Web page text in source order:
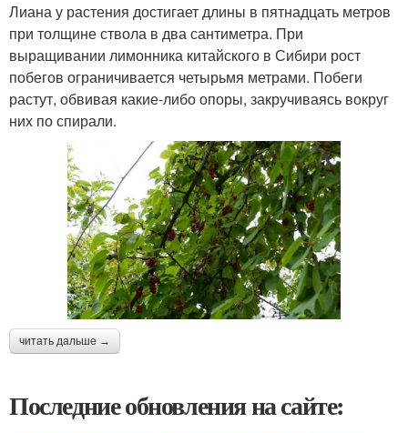
Лиана у растения достигает длины в пятнадцать метров
при толщине ствола в два сантиметра. При
выращивании лимонника китайского в Сибири рост
побегов ограничивается четырьмя метрами. Побеги
растут, обвивая какие-либо опоры, закручиваясь вокруг
них по спирали.
читать дальше →
Последние обновления на сайте: